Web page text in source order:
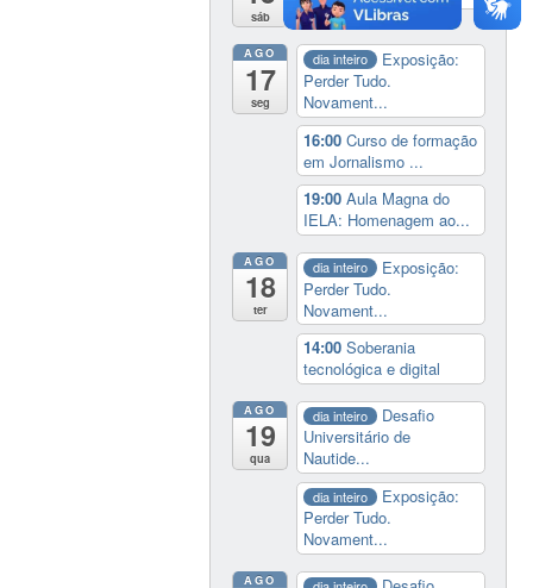
sáb
AGO
17
seg
dia inteiro
Exposição:
Perder Tudo.
Novament...
16:00Curso de formação
em Jornalismo ...
19:00Aula Magna do
IELA: Homenagem ao...
AGO
18
ter
dia inteiro
Exposição:
Perder Tudo.
Novament...
14:00Soberania
tecnológica e digital
AGO
19
qua
dia inteiro
Desafio
Universitário de
Nautide...
dia inteiro
Exposição:
Perder Tudo.
Novament...
AGO